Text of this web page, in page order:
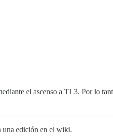
el ascenso a TL3. Por lo
una edición en el wiki.